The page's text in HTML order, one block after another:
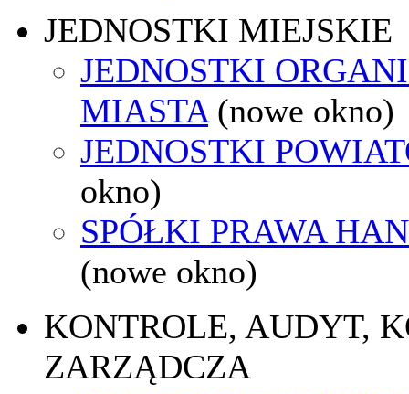
JEDNOSTKI MIEJSKIE
JEDNOSTKI
MIASTA (nowe okno)
JEDNOSTKI
okno)
SPÓŁKI PRAWA
(nowe okno)
KONTROLE, AUDYT,
ZARZĄDCZA